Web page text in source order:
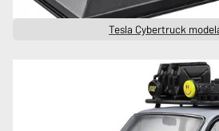
Tesla Cybertruck